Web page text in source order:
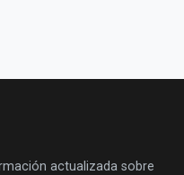
actualizada sobre